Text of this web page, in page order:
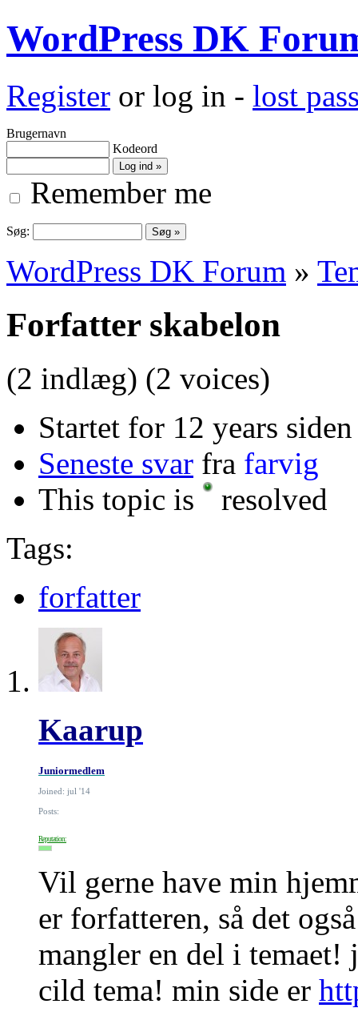
WordPress DK
Register or log in - lost
Brugernavn
Kodeord
Remember me
Søg:
WordPress DK Forum »
Forfatter skabelon
(2 indlæg) (2 voices)
Startet for 12 years
Seneste svar fra farvig
This topic is
resolved
Tags:
forfatter
Kaarup
Juniormedlem
Joined: jul '14
Posts:
Reputation:
Vil gerne have min
er forfatteren, så det
mangler en del i temaet!
cild tema! min side er